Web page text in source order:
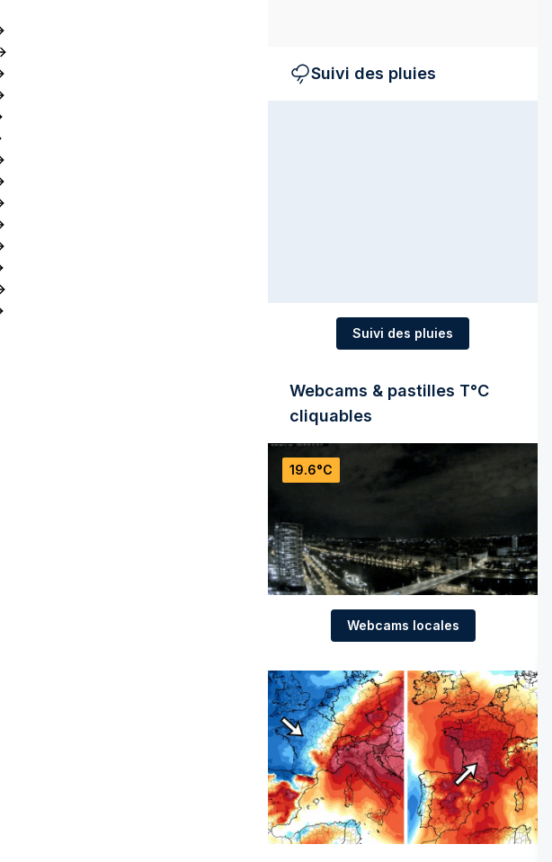
Suivi des pluies
Suivi des pluies
Webcams & pastilles T°C
cliquables
19.6°C
Webcams locales